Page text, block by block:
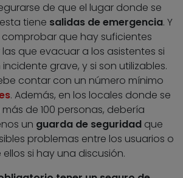
de que el lugar donde se
tiene salidas de emergencia. Y
que hay suficientes
que evacuar a los asistentes si
grave, y si son utilizables.
contar con un número mínimo
. Además, en los locales donde se
de 100 personas, debería
un guarda de seguridad que
problemas entre los usuarios o
si hay una discusión.